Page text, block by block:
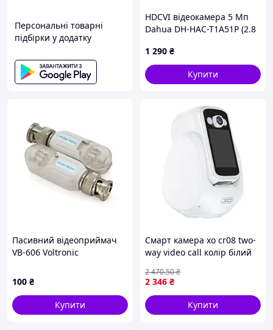
Персональні товарні
підбірки у додатку
HDCVI відеокамера 5 Мп
Dahua DH-HAC-T1A51P (2.8
відеоспостереження
1 290 ₴
Купити
Пасивний відеоприймач
VB-606 Voltronic
550/350 м, 2 шт. pelican
100 ₴
Купити
Смарт камера xo cr08 two-
way video call колір білий
2 346 ₴
2 470.50₴
Купити